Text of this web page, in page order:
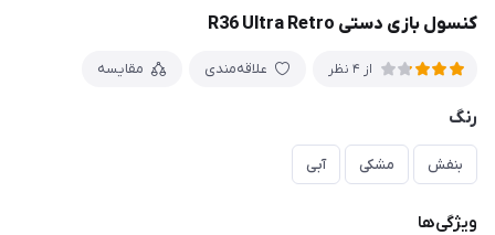
زمان
آماده
ارسال
به
پستسفارشات،بین
کنسول بازی دستی R36 Ultra Retro
از 4 نظر علاقه‌مندی مقایسه
رنگ
بنفش مشکی آبی
ویژگی‌ها